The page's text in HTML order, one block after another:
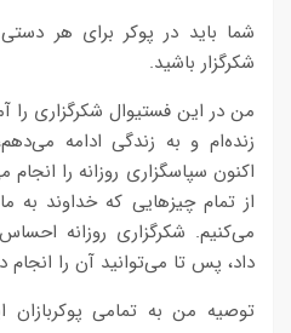
شما باید در پوکر برای هر
شکرگزار باشید.
من در این فستیوال شکرگزاری را
زنده‌ام و به زندگی ادامه
اکنون سپاسگزاری روزانه را
از تمام چیزهایی که خداوند به
می‌کنیم. شکرگزاری روزانه
داد، پس تا می‌توانید آن را انجام
توصیه من به تمامی